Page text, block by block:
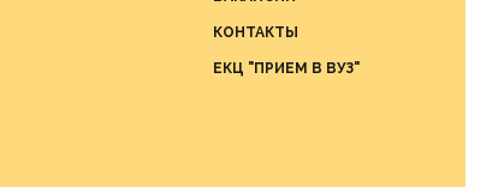
КОНТАКТЫ
ЕКЦ "ПРИЕМ В ВУЗ"